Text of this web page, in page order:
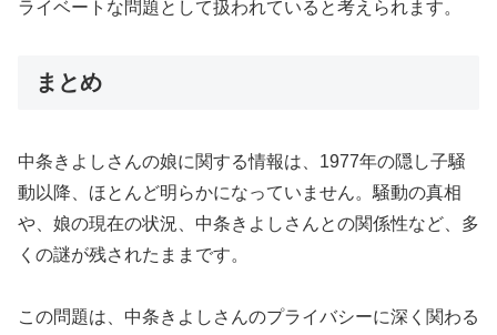
ライベートな問題として扱われていると考えられます。
まとめ
中条きよしさんの娘に関する情報は、1977年の隠し子騒
動以降、ほとんど明らかになっていません。騒動の真相
や、娘の現在の状況、中条きよしさんとの関係性など、多
くの謎が残されたままです。
この問題は、中条きよしさんのプライバシーに深く関わる